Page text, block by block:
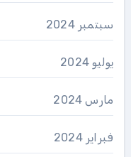
سبتمبر 2024
يوليو 2024
مارس 2024
فبراير 2024